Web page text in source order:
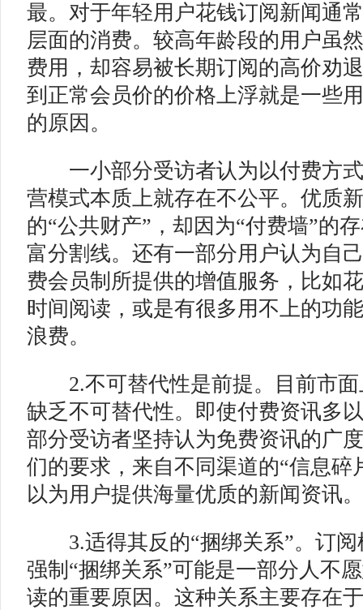
最。对于年轻用户花钱订阅新闻通
层面的消费。较高年龄段的用户虽
费用，却容易被长期订阅的高价劝
到正常会员价的价格上浮就是一些
的原因。
一小部分受访者认为以付费方式
营模式本质上就存在不公平。优质
的“公共财产”，却因为“付费墙”的
富分割线。还有一部分用户认为自
费会员制所提供的增值服务，比如
时间阅读，或是有很多用不上的功
浪费。
2.不可替代性是前提。目前市面
缺乏不可替代性。即使付费资讯多
部分受访者坚持认为免费资讯的广
们的要求，来自不同渠道的“信息碎
以为用户提供海量优质的新闻资讯。
3.适得其反的“捆绑关系”。订阅
强制“捆绑关系”可能是一部分人不
读的重要原因。这种关系主要存在